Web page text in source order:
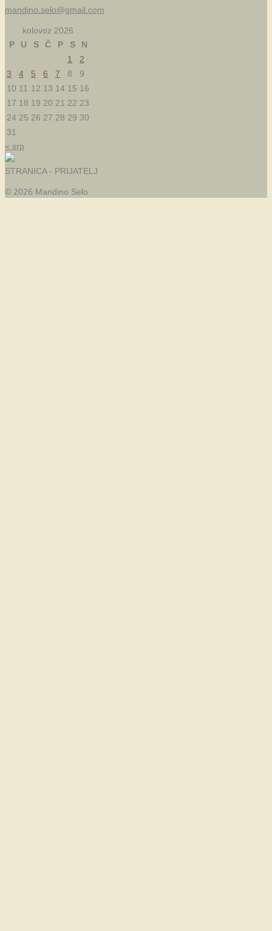
mandino.selo@gmail.com
kolovoz 2026
P
U S Č P S
N
1
2
3
4 5 6 7 8
9
10 11 12 13 14 15 16
17 18 19 20 21 22 23
24 25 26 27 28 29 30
31
« srp
STRANICA - PRIJATELJ
© 2026 Mandino Selo